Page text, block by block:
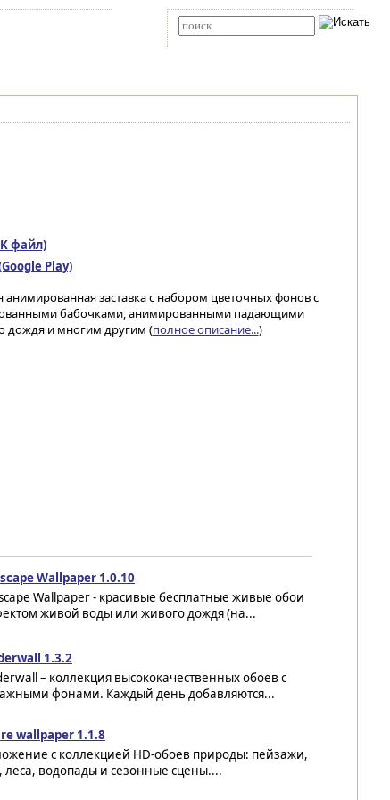
файл)
Play)
анимированная заставка с набором цветочных фонов с
бабочками, анимированными падающими
дождя и многим другим (полное описание...)
Wallpaper 1.0.10
Wallpaper - красивые бесплатные живые обои
живой воды или живого дождя (на...
1.3.2
– коллекция высококачественных обоев с
фонами. Каждый день добавляются...
wallpaper 1.1.8
с коллекцией HD-обоев природы: пейзажи,
леса, водопады и сезонные сцены....